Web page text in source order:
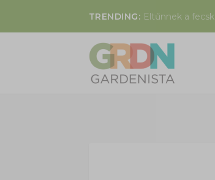
TRENDING: Eltűnnek a